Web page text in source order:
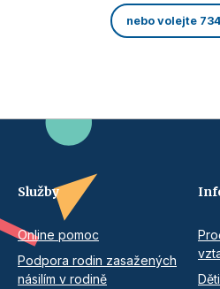
nebo volejte
Služby
Online pomoc
Podpora rodin zasažených
násilím v rodině